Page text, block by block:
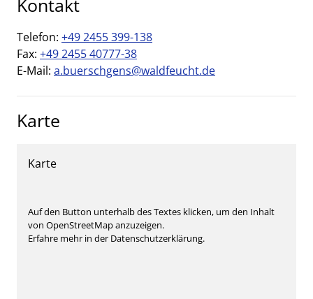
Kontakt
Telefon: +49 2455 399-138
Fax: +49 2455 40777-38
E-Mail: a.buerschgens@waldfeucht.de
Karte
Karte
Auf den Button unterhalb des Textes klicken, um den Inhalt
von OpenStreetMap anzuzeigen.
Erfahre mehr in der Datenschutzerklärung.